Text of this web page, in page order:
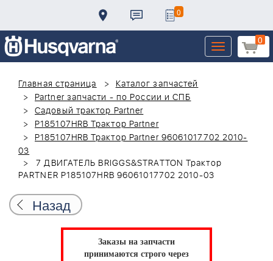
0
0
Toggle
navigation
Главная страница
Каталог запчастей
Partner запчасти - по России и СПБ
Садовый трактор Partner
P185107HRB Трактор Partner
P185107HRB Трактор Partner 96061017702 2010-
03
7 ДВИГАТЕЛЬ BRIGGS&STRATTON Трактор
PARTNER P185107HRB 96061017702 2010-03
Назад
Заказы на запчасти
принимаются строго через